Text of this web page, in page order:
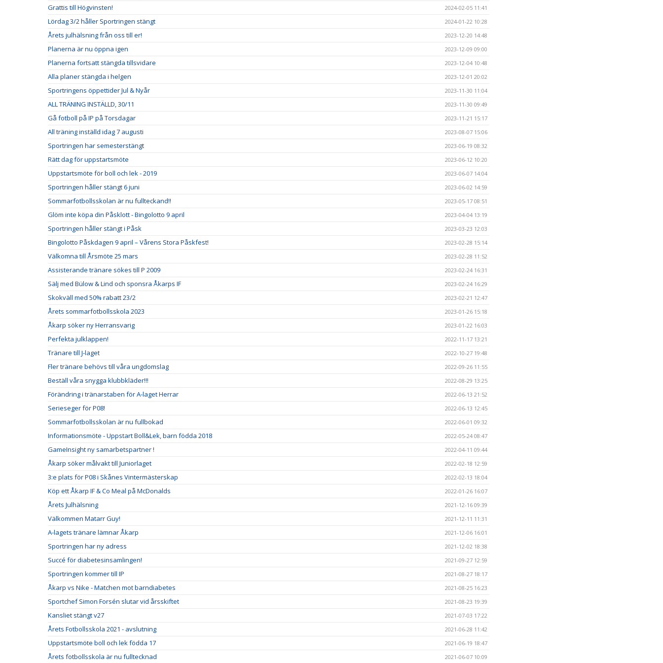
Grattis till Högvinsten! 2024-02-05 11:41
Lördag 3/2 håller Sportringen stängt 2024-01-22 10:28
Årets julhälsning från oss till er! 2023-12-20 14:48
Planerna är nu öppna igen 2023-12-09 09:00
Planerna fortsatt stängda tillsvidare 2023-12-04 10:48
Alla planer stängda i helgen 2023-12-01 20:02
Sportringens öppettider Jul & Nyår 2023-11-30 11:04
ALL TRÄNING INSTÄLLD, 30/11 2023-11-30 09:49
Gå fotboll på IP på Torsdagar 2023-11-21 15:17
All träning inställd idag 7 augusti 2023-08-07 15:06
Sportringen har semesterstängt 2023-06-19 08:32
Rätt dag för uppstartsmöte 2023-06-12 10:20
Uppstartsmöte för boll och lek - 2019 2023-06-07 14:04
Sportringen håller stängt 6 juni 2023-06-02 14:59
Sommarfotbollsskolan är nu fullteckand!! 2023-05-17 08:51
Glöm inte köpa din Påsklott - Bingolotto 9 april 2023-04-04 13:19
Sportringen håller stängt i Påsk 2023-03-23 12:03
Bingolotto Påskdagen 9 april – Vårens Stora Påskfest! 2023-02-28 15:14
Välkomna till Årsmöte 25 mars 2023-02-28 11:52
Assisterande tränare sökes till P 2009 2023-02-24 16:31
Sälj med Bülow & Lind och sponsra Åkarps IF 2023-02-24 16:29
Skokväll med 50% rabatt 23/2 2023-02-21 12:47
Årets sommarfotbollsskola 2023 2023-01-26 15:18
Åkarp söker ny Herransvarig 2023-01-22 16:03
Perfekta julklappen! 2022-11-17 13:21
Tränare till J-laget 2022-10-27 19:48
Fler tränare behövs till våra ungdomslag 2022-09-26 11:55
Beställ våra snygga klubbkläder!!! 2022-08-29 13:25
Förändring i tränarstaben för A-laget Herrar 2022-06-13 21:52
Serieseger för P08! 2022-06-13 12:45
Sommarfotbollsskolan är nu fullbokad 2022-06-01 09:32
Informationsmöte - Uppstart Boll&Lek, barn födda 2018 2022-05-24 08:47
GameInsight ny samarbetspartner ! 2022-04-11 09:44
Åkarp söker målvakt till Juniorlaget 2022-02-18 12:59
3:e plats för P08 i Skånes Vintermästerskap 2022-02-13 18:04
Köp ett Åkarp IF & Co Meal på McDonalds 2022-01-26 16:07
Årets Julhälsning 2021-12-16 09:39
Välkommen Matarr Guy! 2021-12-11 11:31
A-lagets tränare lämnar Åkarp 2021-12-06 16:01
Sportringen har ny adress 2021-12-02 18:38
Succé för diabetesinsamlingen! 2021-09-27 12:59
Sportringen kommer till IP 2021-08-27 18:17
Åkarp vs Nike - Matchen mot barndiabetes 2021-08-25 16:23
Sportchef Simon Forsén slutar vid årsskiftet 2021-08-23 19:39
Kansliet stängt v27 2021-07-03 17:22
Årets Fotbollsskola 2021 - avslutning 2021-06-28 11:42
Uppstartsmöte boll och lek födda 17 2021-06-19 18:47
Årets fotbollsskola är nu fulltecknad 2021-06-07 10:09